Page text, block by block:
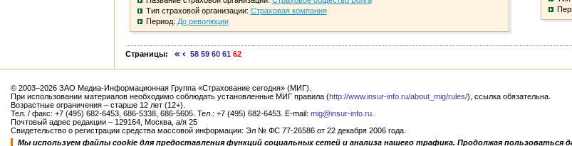
Тип страховой организации: Страховая компания
Период: До революции
Страницы: 58 59 60 61 62
© 2003–2026 ЗАО Медиа-Информационная Группа «Страхование сегодня» (МИГ).
При использовании материалов необходимо соблюдать установленные МИГ правила (http://www.insur-info.ru/about_mig/rules/), ссылка обязательна.
Возрастные ограничения – старше 12 лет (12+).
Тел. / факс: +7 (495) 682-6453, 686-5338, 686-5605. Тел.: +7 (495) 682-6453. E-mail: mig@insur-info.ru
Почтовый адрес редакции – 129164, Москва, а/я 25
Свидетельство о регистрации средства массовой информации: Эл № ФС 77-26586 от 22 декабря 2006 года.
Мы используем файлы cookie для предоставления функций социальных сетей и анализа нашего трафика. Продолжая